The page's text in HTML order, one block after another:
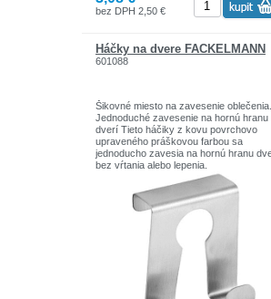
bez DPH 2,50 €
Háčky na dvere FACKELMANN
601088
Šikovné miesto na zavesenie oblečenia.
Jednoduché zavesenie na hornú hranu
dverí Tieto háčiky z kovu povrchovo
upraveného práškovou farbou sa
jednoducho zavesia na hornú hranu
bez vŕtania alebo lepenia.